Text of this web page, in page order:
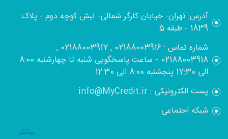
آدرس: تهران- خیابان کارگر شمالی- نبش کوچه دوم - پلاک
1839 - طبقه 5
شماره تماس : 02188003916 , 02188003917 ,
02188003918 - ساعت پاسخگویی شنبه تا چهارشنبه 8:00
الی 17:30 پنجشنبه 8:00 الی 12:30
پست الکترونیکی : info@MyCredit.ir
شبکه اجتماعی
بيشتر